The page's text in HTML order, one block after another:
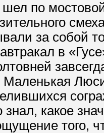
по
за собой
в
знал, какое
того,